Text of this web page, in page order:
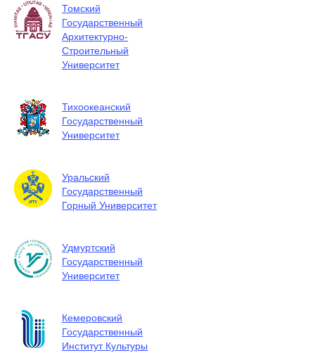
Томский
Государственный
Архитектурно-
Строительный
Университет
Тихоокеанский
Государственный
Университет
Уральский
Государственный
Горный Университет
Удмуртский
Государственный
Университет
Кемеровский
Государственный
Институт Культуры